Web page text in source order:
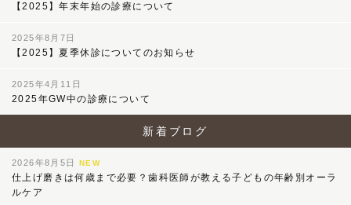
【2025】年末年始の診療について
2025年8月7日
【2025】夏季休診についてのお知らせ
2025年4月11日
2025年GW中の診療について
新着ブログ
2026年8月5日NEW
仕上げ磨きは何歳まで必要？歯科医師が教える子どもの年齢別オーラ
ルケア